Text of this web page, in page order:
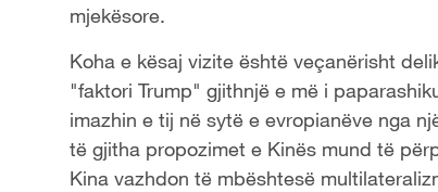
mjekësore.
Koha e kësaj vizite është veçanërisht
"faktori Trump" gjithnjë e më i
imazhin e tij në sytë e evropianëve nga
të gjitha propozimet e Kinës mund të
Kina vazhdon të mbështesë